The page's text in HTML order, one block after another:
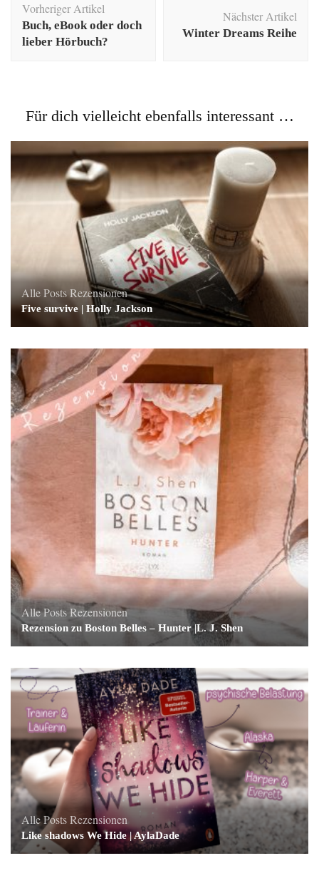
Vorheriger Artikel
Buch, eBook oder doch
lieber Hörbuch?
Nächster Artikel
Winter Dreams Reihe
Für dich vielleicht ebenfalls interessant …
Alle PostsRezensionen
Five survive | Holly Jackson
Alle PostsRezensionen
Rezension zu Boston Belles – Hunter |L. J. Shen
Alle PostsRezensionen
Like shadows We Hide | AylaDade